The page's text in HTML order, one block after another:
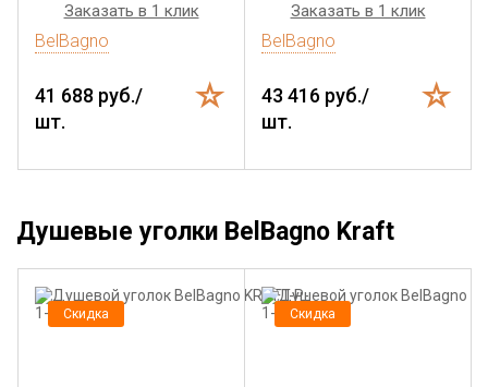
Заказать в 1 клик
BelBagno
41 688 руб./
шт.
Заказать в 1 клик
BelBagno
43 416 руб./
шт.
Душевые уголки BelBagno Kraft
Скидка Скидка